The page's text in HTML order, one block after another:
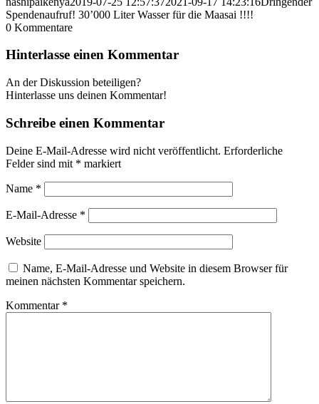
Spendenaufruf! 30’000 Liter Wasser für die Maasai !!!!
0 Kommentare
Hinterlasse einen Kommentar
An der Diskussion beteiligen?
Hinterlasse uns deinen Kommentar!
Schreibe einen Kommentar
Deine E-Mail-Adresse wird nicht veröffentlicht. Erforderliche
Felder sind mit * markiert
Name *
E-Mail-Adresse *
Website
Name, E-Mail-Adresse und Website in diesem Browser für
meinen nächsten Kommentar speichern.
Kommentar *